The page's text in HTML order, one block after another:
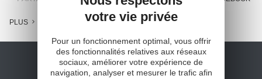
PLUS
votre vie privée
Pour un fonctionnement optimal, vous offrir
des fonctionnalités relatives aux réseaux
sociaux, améliorer votre expérience de
navigation, analyser et mesurer le trafic afin